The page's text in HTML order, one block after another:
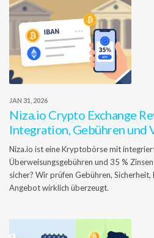
JAN 31, 2026
Niza.io Crypto Exchange
Integration, Gebühren und
im Detail
Niza.io ist eine Kryptobörse mit
Überweisungsgebühren und 35 %
sicher? Wir prüfen Gebühren,
Angebot wirklich überzeugt.